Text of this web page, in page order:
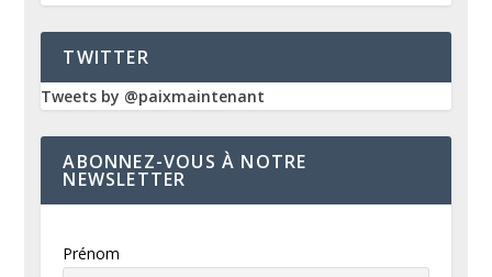
TWITTER
Tweets by @paixmaintenant
ABONNEZ-VOUS À NOTRE
NEWSLETTER
Prénom